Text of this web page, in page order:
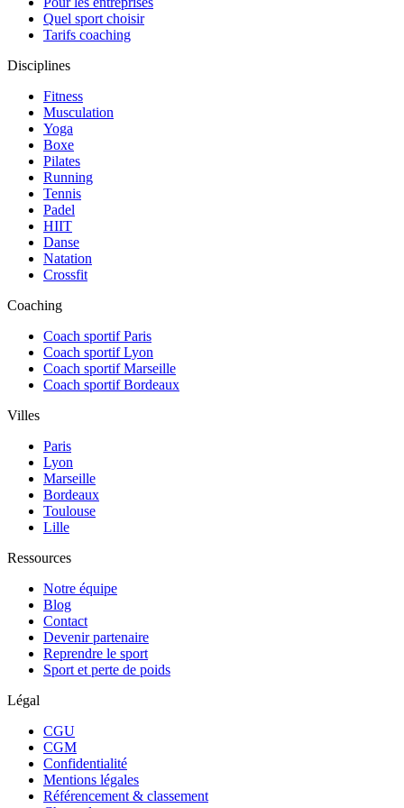
Quel sport choisir
Tarifs coaching
Disciplines
Fitness
Musculation
Yoga
Boxe
Pilates
Running
Tennis
Padel
HIIT
Danse
Natation
Crossfit
Coaching
Coach sportif Paris
Coach sportif Lyon
Coach sportif Marseille
Coach sportif Bordeaux
Villes
Paris
Lyon
Marseille
Bordeaux
Toulouse
Lille
Ressources
Notre équipe
Blog
Contact
Devenir partenaire
Reprendre le sport
Sport et perte de poids
Légal
CGU
CGM
Confidentialité
Mentions légales
Référencement & classement